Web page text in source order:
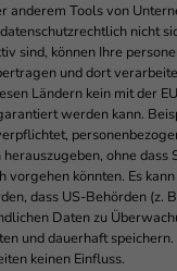
anderem Tools von
nicht
sind, können Ihre
und dort
Ländern kein mit der
werden kann.
ohne dass
vorgehen könnten. Es
dass US-Behörden (z.
Daten zu
und dauerhaft
keinen Einfluss.